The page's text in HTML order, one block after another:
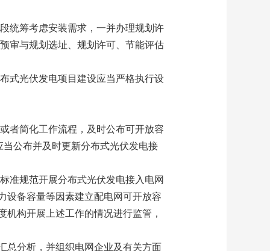
统筹考虑安装需求，一并办理规划许
审与规划选址、规划许可、节能评估
式光伏发电项目建设应当严格执行设
者简化工作流程，及时公布可开放容
公布并及时更新分布式光伏发电接
准规范开展分布式光伏发电接入电网
设备容量等因素建立配电网可开放容
构开展上述工作的情况进行监管，
总分析，并组织电网企业及有关方面